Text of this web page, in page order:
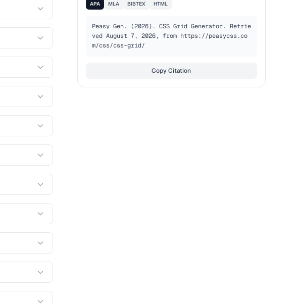
APA MLA BIBTEX HTML
Peasy Gen. (2026). CSS Grid Generator. Retrie
ved August 7, 2026, from https://peasycss.co
m/css/css-grid/
Copy Citation